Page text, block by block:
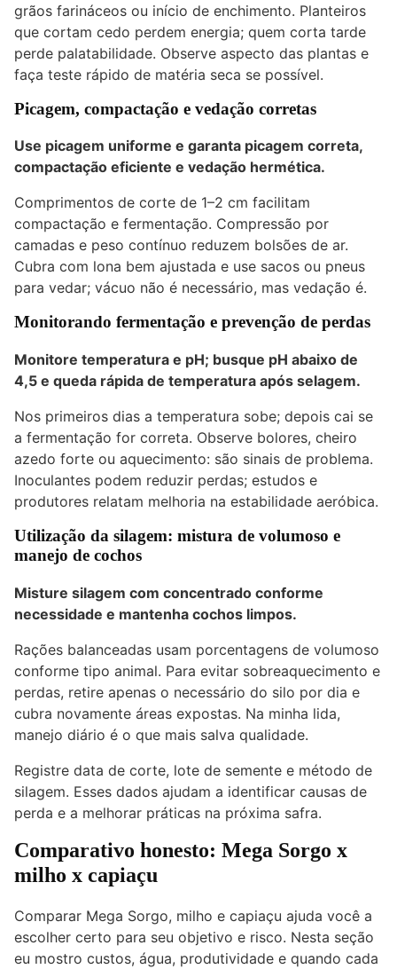
grãos farináceos ou início de enchimento. Planteiros
que cortam cedo perdem energia; quem corta tarde
perde palatabilidade. Observe aspecto das plantas e
faça teste rápido de matéria seca se possível.
Picagem, compactação e vedação corretas
Use picagem uniforme e garanta picagem correta,
compactação eficiente e vedação hermética.
Comprimentos de corte de 1–2 cm facilitam
compactação e fermentação. Compressão por
camadas e peso contínuo reduzem bolsões de ar.
Cubra com lona bem ajustada e use sacos ou pneus
para vedar; vácuo não é necessário, mas vedação é.
Monitorando fermentação e prevenção de perdas
Monitore temperatura e pH; busque pH abaixo de
4,5 e queda rápida de temperatura após selagem.
Nos primeiros dias a temperatura sobe; depois cai se
a fermentação for correta. Observe bolores, cheiro
azedo forte ou aquecimento: são sinais de problema.
Inoculantes podem reduzir perdas; estudos e
produtores relatam melhoria na estabilidade aeróbica.
Utilização da silagem: mistura de volumoso e
manejo de cochos
Misture silagem com concentrado conforme
necessidade e mantenha cochos limpos.
Rações balanceadas usam porcentagens de volumoso
conforme tipo animal. Para evitar sobreaquecimento e
perdas, retire apenas o necessário do silo por dia e
cubra novamente áreas expostas. Na minha lida,
manejo diário é o que mais salva qualidade.
Registre data de corte, lote de semente e método de
silagem. Esses dados ajudam a identificar causas de
perda e a melhorar práticas na próxima safra.
Comparativo honesto: Mega Sorgo x
milho x capiaçu
Comparar Mega Sorgo, milho e capiaçu ajuda você a
escolher certo para seu objetivo e risco. Nesta seção
eu mostro custos, água, produtividade e quando cada